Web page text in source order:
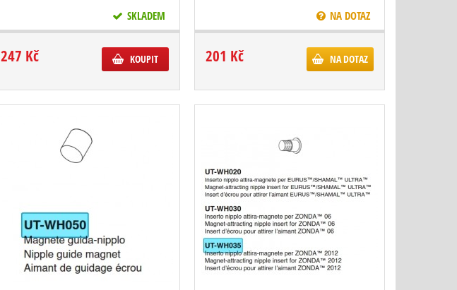
SKLADEM
247 Kč KOUPIT
NA DOTAZ
201 Kč NA DOTAZ